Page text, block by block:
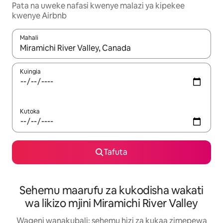
Pata na uweke nafasi kwenye malazi ya kipekee
kwenye Airbnb
Mahali
Wakati matokeo yanapatikana, vinjari kwa kutumia vitufe vya
Kuingia
Kutoka
Tafuta
Sehemu maarufu za kukodisha wakati
wa likizo mjini Miramichi River Valley
Wageni wanakubali: sehemu hizi za kukaa zimepewa